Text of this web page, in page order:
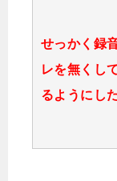
せっかく録
レを無くし
るようにし